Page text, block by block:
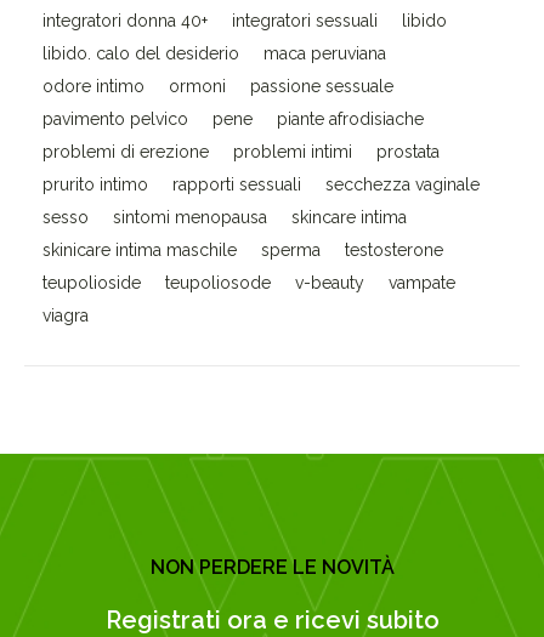
integratori donna 40+
integratori sessuali
libido
libido. calo del desiderio
maca peruviana
odore intimo
ormoni
passione sessuale
pavimento pelvico
pene
piante afrodisiache
problemi di erezione
problemi intimi
prostata
prurito intimo
rapporti sessuali
secchezza vaginale
sesso
sintomi menopausa
skincare intima
skinicare intima maschile
sperma
testosterone
teupolioside
teupoliosode v-beauty
vampate
viagra
NON PERDERE LE NOVITÀ
Registrati ora e ricevi subito